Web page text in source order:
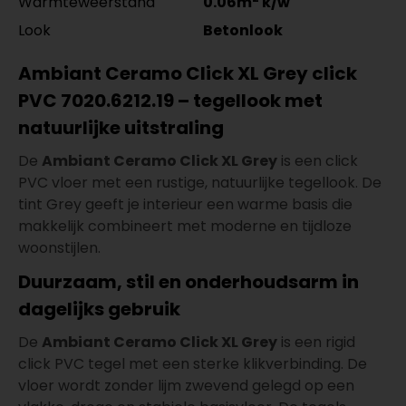
Look
Betonlook
Ambiant Ceramo Click XL Grey click
PVC 7020.6212.19 – tegellook met
natuurlijke uitstraling
De Ambiant Ceramo Click XL Grey is een click
PVC vloer met een rustige, natuurlijke tegellook. De
tint Grey geeft je interieur een warme basis die
makkelijk combineert met moderne en tijdloze
woonstijlen.
Duurzaam, stil en onderhoudsarm in
dagelijks gebruik
De Ambiant Ceramo Click XL Grey is een rigid
click PVC tegel met een sterke klikverbinding. De
vloer wordt zonder lijm zwevend gelegd op een